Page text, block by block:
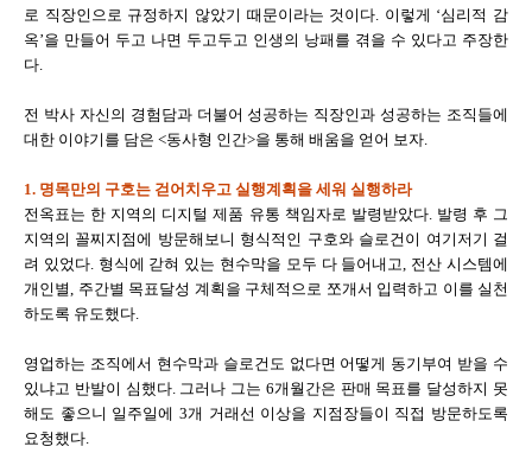
로 직장인으로 규정하지 않았기 때문이라는 것이다. 이렇게 ‘심리적 감
옥’을 만들어 두고 나면 두고두고 인생의 낭패를 겪을 수 있다고 주장한
다.
전 박사 자신의 경험담과 더불어 성공하는 직장인과 성공하는 조직들에
대한 이야기를 담은 <동사형 인간>을 통해 배움을 얻어 보자.
1. 명목만의 구호는 걷어치우고 실행계획을 세워 실행하라
전옥표는 한 지역의 디지털 제품 유통 책임자로 발령받았다. 발령 후 그
지역의 꼴찌지점에 방문해보니 형식적인 구호와 슬로건이 여기저기 걸
려 있었다. 형식에 갇혀 있는 현수막을 모두 다 들어내고, 전산 시스템에
개인별, 주간별 목표달성 계획을 구체적으로 쪼개서 입력하고 이를 실천
하도록 유도했다.
영업하는 조직에서 현수막과 슬로건도 없다면 어떻게 동기부여 받을 수
있냐고 반발이 심했다. 그러나 그는 6개월간은 판매 목표를 달성하지 못
해도 좋으니 일주일에 3개 거래선 이상을 지점장들이 직접 방문하도록
요청했다.